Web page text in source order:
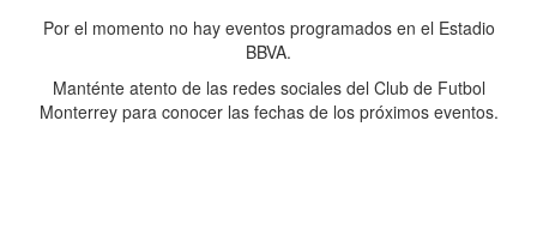
Por el momento no hay eventos programados en el Estadio
BBVA.
Manténte atento de las redes sociales del Club de Futbol
Monterrey para conocer las fechas de los próximos eventos.